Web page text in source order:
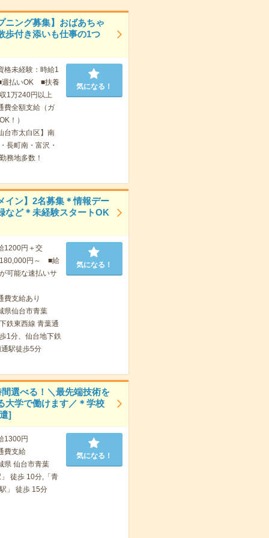
ニング募集】おばあちゃ
歩付き添いも仕事の1つ
格未経験：時給1
払いOK ■扶養
1万240円以上
費全額支給（ガ
！）
台市太白区】南
長町南・富沢・
務地多数！
気になる！
イン】2名募集＊情報デー
など＊未経験スタートOK
1200円＋交
円～ ■給
可能な速払いサ
費支給あり
県仙台市青葉
鉄東西線 青葉通
1分、仙台地下鉄
駅徒歩5分
気になる！
選べる！＼最先端技術を
大学で働けます／＊学校
]
1300円
費支給
県 仙台市青葉
徒歩 10分,「青
」 徒歩 15分
気になる！